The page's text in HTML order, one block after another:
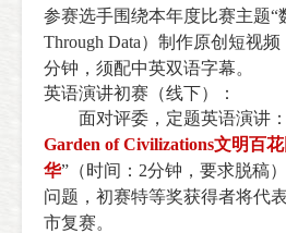
参赛选手围绕本年度比赛主题“
Through Data）制作原创短视
分钟，须配中英双语字幕。
英语演讲初赛（线下）：
面对评委，定题英语演讲
Garden of Civilizations文明百
华” （时间： 2分钟，要求脱稿
问题，初赛特等奖获得者将代
市复赛。